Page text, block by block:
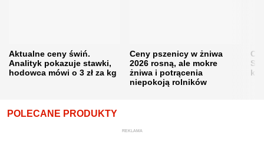
Aktualne ceny świń.
Analityk pokazuje stawki,
hodowca mówi o 3 zł za kg
Ceny pszenicy w żniwa
2026 rosną, ale mokre
żniwa i potrącenia
niepokoją rolników
POLECANE PRODUKTY
REKLAMA